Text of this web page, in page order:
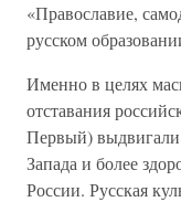
«Православие,
русском
Именно в целях
отставания
Первый) выдвигали
Запада и более
России. Русская